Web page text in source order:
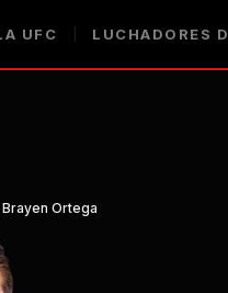
UFC LUCHADORES
Brayen Ortega